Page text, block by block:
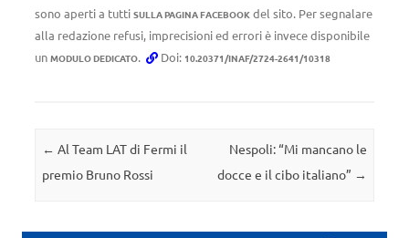
sono aperti a tutti SULLA PAGINA FACEBOOK del sito. Per segnalare
alla redazione refusi, imprecisioni ed errori è invece disponibile
un MODULO DEDICATO. Doi: 10.20371/INAF/2724-2641/10318
Navigazione articolo
← Al Team LAT di Fermi il
premio Bruno Rossi
Nespoli: “Mi mancano le
docce e il cibo italiano” →